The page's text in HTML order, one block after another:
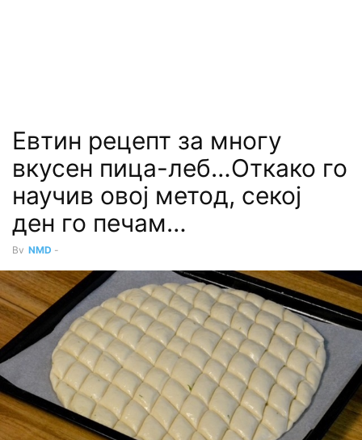
Евтин рецепт за многу
вкусен пица-леб…Откако го
научив овој метод, секој
ден го печам…
By NMD -